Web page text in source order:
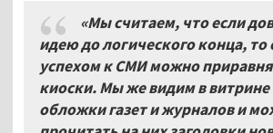
«Мы считаем, что если
идею до логического конца, то
успехом к СМИ можно
киоски. Мы же видим в витрине
обложки газет и журналов и